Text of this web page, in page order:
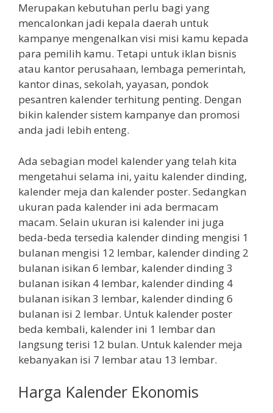
Merupakan kebutuhan perlu bagi yang
mencalonkan jadi kepala daerah untuk
kampanye mengenalkan visi misi kamu kepada
para pemilih kamu. Tetapi untuk iklan bisnis
atau kantor perusahaan, lembaga pemerintah,
kantor dinas, sekolah, yayasan, pondok
pesantren kalender terhitung penting. Dengan
bikin kalender sistem kampanye dan promosi
anda jadi lebih enteng.
Ada sebagian model kalender yang telah kita
mengetahui selama ini, yaitu kalender dinding,
kalender meja dan kalender poster. Sedangkan
ukuran pada kalender ini ada bermacam
macam. Selain ukuran isi kalender ini juga
beda-beda tersedia kalender dinding mengisi 1
bulanan mengisi 12 lembar, kalender dinding 2
bulanan isikan 6 lembar, kalender dinding 3
bulanan isikan 4 lembar, kalender dinding 4
bulanan isikan 3 lembar, kalender dinding 6
bulanan isi 2 lembar. Untuk kalender poster
beda kembali, kalender ini 1 lembar dan
langsung terisi 12 bulan. Untuk kalender meja
kebanyakan isi 7 lembar atau 13 lembar.
Harga Kalender Ekonomis